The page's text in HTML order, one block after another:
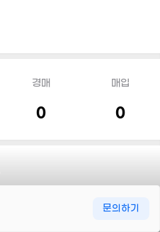
경매
0
매입
0
문의하기